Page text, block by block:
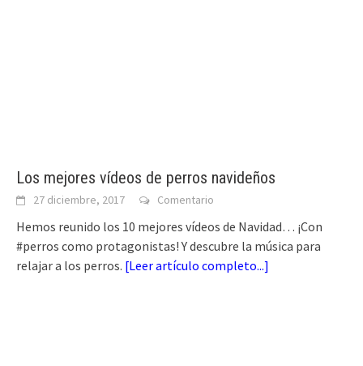
Los mejores vídeos de perros navideños
27 diciembre, 2017 Comentario
Hemos reunido los 10 mejores vídeos de Navidad… ¡Con
#perros como protagonistas! Y descubre la música para
relajar a los perros. [Leer artículo completo...]